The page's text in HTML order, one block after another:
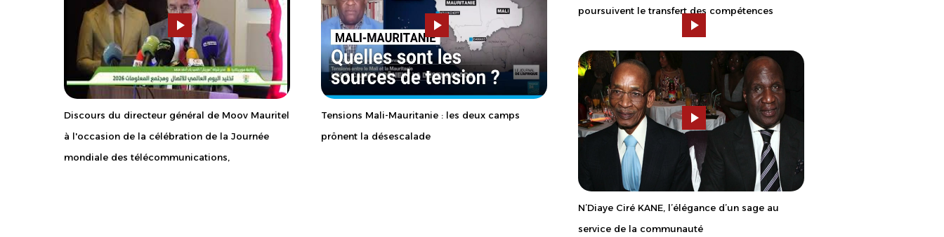
Discours du directeur général de Moov Mauritel
à l'occasion de la célébration de la Journée
mondiale des télécommunications,
Tensions Mali-Mauritanie : les deux camps
prônent la désescalade
poursuivent le transfert des compétences
N’Diaye Ciré KANE, l’élégance d’un sage au
service de la communauté